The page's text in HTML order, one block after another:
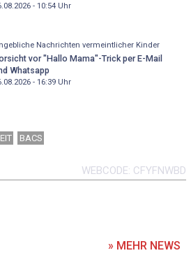
- 10:54Uhr
Nachrichten vermeintlicher Kinder
vor "Hallo Mama"-Trick per E-Mail
Whatsapp
- 16:39Uhr
BACS
WEBCODE CFYFNWBD
» MEHR NEWS